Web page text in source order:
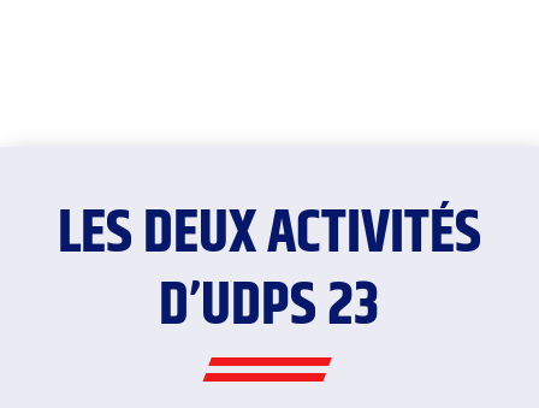
LES DEUX ACTIVITÉS
D’UDPS 23